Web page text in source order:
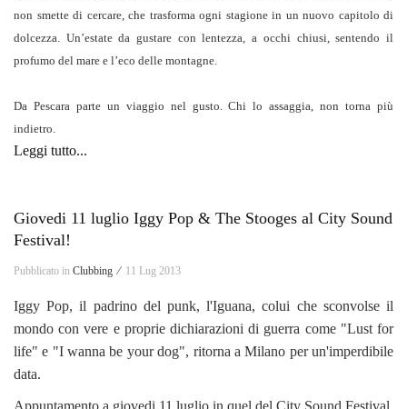
non smette di cercare, che trasforma ogni stagione in un nuovo capitolo di
dolcezza. Un’estate da gustare con lentezza, a occhi chiusi, sentendo il
profumo del mare e l’eco delle montagne.
Da Pescara parte un viaggio nel gusto. Chi lo assaggia, non torna più
indietro.
Leggi tutto...
Giovedi 11 luglio Iggy Pop & The Stooges al City Sound
Festival!
Pubblicato in Clubbing ⁄ 11 Lug 2013
Iggy Pop, il padrino del punk, l'Iguana, colui che sconvolse il
mondo con vere e proprie dichiarazioni di guerra come "Lust for
life" e "I wanna be your dog", ritorna a Milano per un'imperdibile
data.
Appuntamento a giovedi 11 luglio in quel del City Sound Festival,